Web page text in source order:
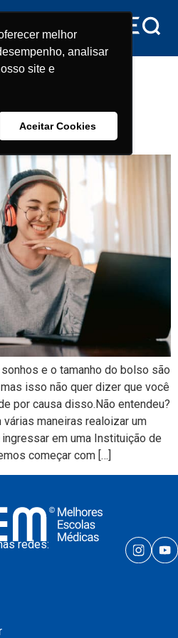
melhor
analisar
site e
Aceitar Cookies
melhor
analisar
site e
Aceitar Cookies
curso de
as opções
e o tamanho do bolso são
isso não quer dizer que você
por causa disso.Não entendeu?
maneiras realoizar um
em uma Instituição de
começar com […]
redes: